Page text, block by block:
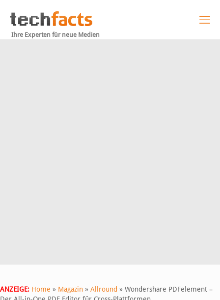
Ihre Experten für neue Medien
ANZEIGE: Home » Magazin » Allround » Wondershare PDFelement –